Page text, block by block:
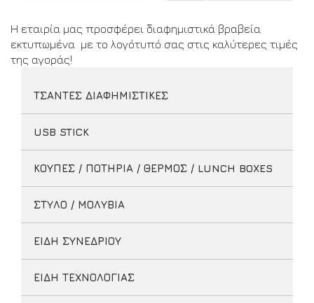
Η εταιρία μας προσφέρει διαφημιστικά βραβεία
εκτυπωμένα με το λογότυπό σας στις καλύτερες τιμές
της αγοράς!
ΤΣΑΝΤΕΣ ΔΙΑΦΗΜΙΣΤΙΚΕΣ
USB STICK
ΚΟΥΠΕΣ / ΠΟΤΗΡΙΑ / ΘΕΡΜΟΣ / LUNCH BOXES
ΣΤΥΛΟ / ΜΟΛΥΒΙΑ
ΕΙΔΗ ΣΥΝΕΔΡΙΟΥ
ΕΙΔΗ ΤΕΧΝΟΛΟΓΙΑΣ